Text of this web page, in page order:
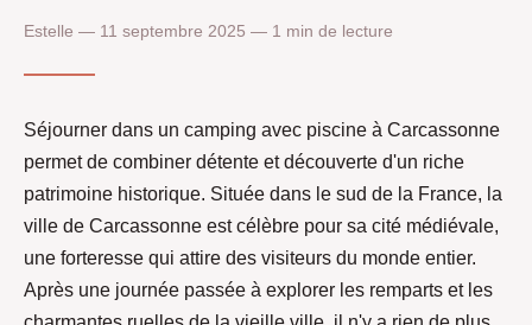
Estelle — 11 septembre 2025 — 1 min de lecture
Séjourner dans un camping avec piscine à Carcassonne
permet de combiner détente et découverte d'un riche
patrimoine historique. Située dans le sud de la France, la
ville de Carcassonne est célèbre pour sa cité médiévale,
une forteresse qui attire des visiteurs du monde entier.
Après une journée passée à explorer les remparts et les